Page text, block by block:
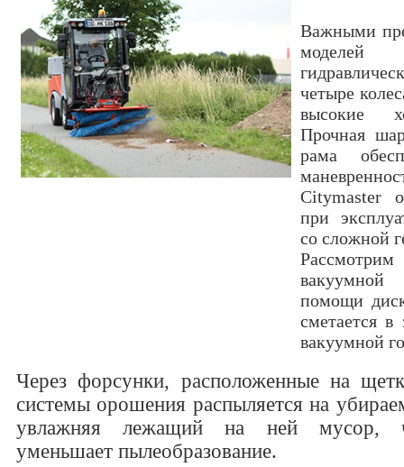
Важными
четыре
высокие
Прочная
рама
Citymaster
при
со сложной
помощи
сметается в
вакуумной
Через форсунки, расположенные на
системы орошения распыляется на
увлажняя лежащий на ней мусор,
уменьшает пылеобразование.